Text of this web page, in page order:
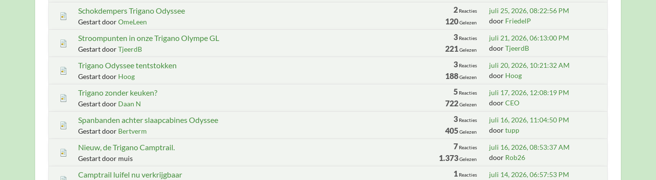
Schokdempers Trigano Odyssee
Gestart doorOmeLeen
2 Reacties
120Gelezen
juli 25, 2026, 08:22:56 PM
door FriedelP
Stroompunten in onze Trigano Olympe GL
Gestart doorTjeerdB
3 Reacties
221Gelezen
juli 21, 2026, 06:13:00 PM
doorTjeerdB
Trigano Odyssee tentstokken
Gestart door Hoog
3 Reacties
188Gelezen
juli 20, 2026, 10:21:32 AM
door Hoog
Trigano zonder keuken?
Gestart door Daan N
5 Reacties
722Gelezen
juli 17, 2026, 12:08:19 PM
doorCEO
Spanbanden achter slaapcabines Odyssee
Gestart door Bertverm
3 Reacties
405Gelezen
juli 16, 2026, 11:04:50 PM
doortupp
Nieuw, de Trigano Camptrail.
Gestart door muis
7 Reacties
1.373Gelezen
juli 16, 2026, 08:53:37 AM
door Rob26
Camptrail luifel nu verkrijgbaar 1 Reacties
juli 14, 2026, 06:57:53 PM